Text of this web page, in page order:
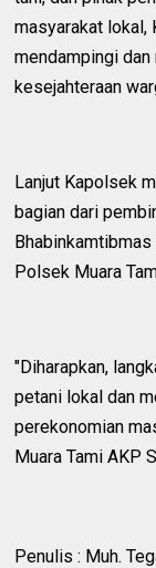
masyarakat lokal,
mendampingi
kesejahteraan
Lanjut Kapolsek
bagian dari
Polsek Muara
"Diharapkan,
petani lokal dan
perekonomian
Muara Tami AKP
Penulis : Muh.